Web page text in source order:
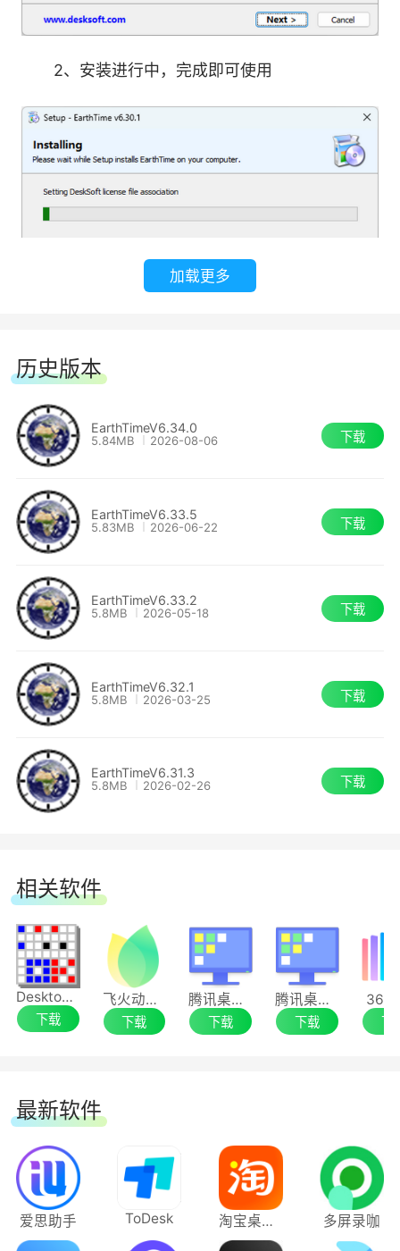
2、安装进行中，完成即可使用
加载更多
历史版本
EarthTimeV6.34.0
5.84MB 2026-08-06 下载
EarthTimeV6.33.5
5.83MB 2026-06-22 下载
EarthTimeV6.33.2
5.8MB 2026-05-18 下载
EarthTimeV6.32.1
5.8MB 2026-03-25 下载
EarthTimeV6.31.3
5.8MB 2026-02-26 下载
相关软件
DesktopOK x64
下载
飞火动态壁纸
下载
腾讯桌面整理
下载
腾讯桌面整理工具
下载
360
下
最新软件
爱思助手 ToDesk 淘宝桌面版 多屏录咖